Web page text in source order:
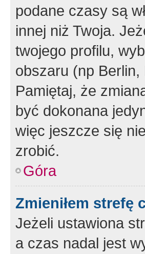
podane czasy są
innej niż Twoja.
twojego profilu,
obszaru (np
Pamiętaj, że
być dokonana
więc jeszcze się
zrobić.
Góra
Zmieniłem strefę
Jeżeli ustawiona
a czas nadal jest